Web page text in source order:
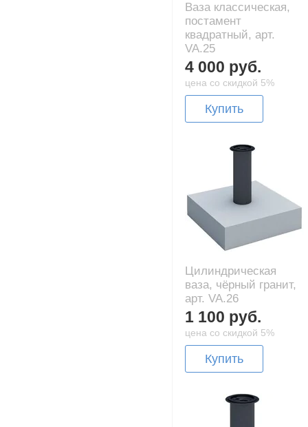
Ваза классическая,
постамент
квадратный, арт.
VA.25
4 000 руб.
цена со скидкой 5%
Купить
Цилиндрическая
ваза, чёрный гранит,
арт. VA.26
1 100 руб.
цена со скидкой 5%
Купить